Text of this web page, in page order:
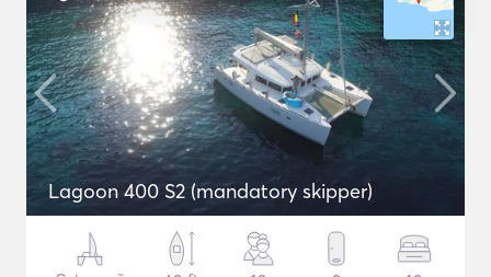
Lagoon 400 S2 (mandatory skipper)